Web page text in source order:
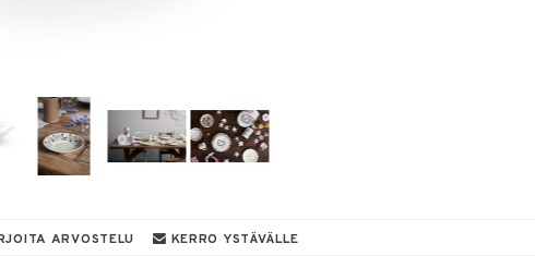
ARVOSTELU KERRO YSTÄVÄLLE